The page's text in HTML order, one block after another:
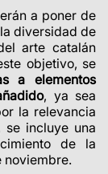
a poner de
diversidad de
arte catalán
objetivo, se
a elementos
, ya sea
la relevancia
se incluye una
de la
noviembre.